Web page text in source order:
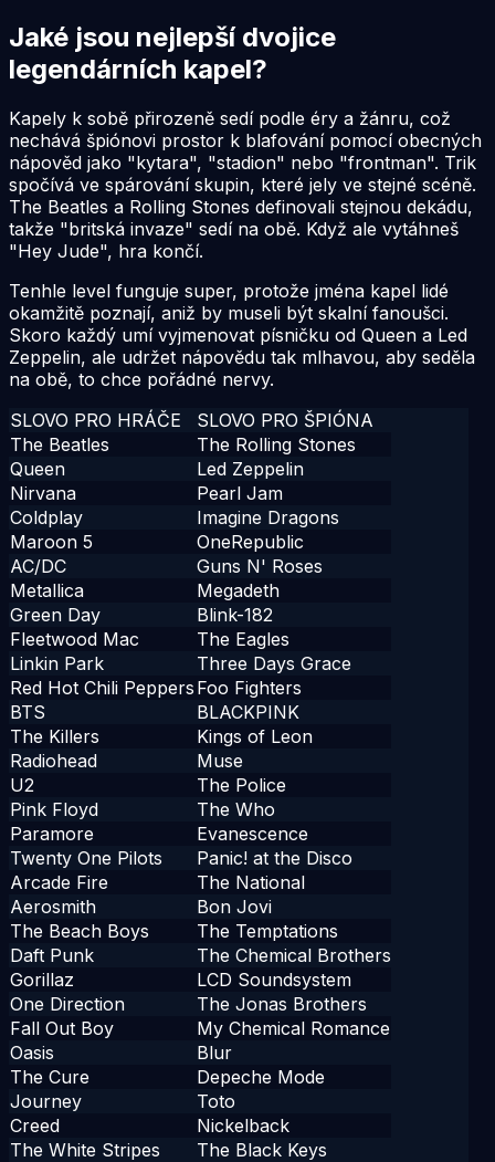
Jaké jsou nejlepší dvojice
legendárních kapel?
Kapely k sobě přirozeně sedí podle éry a žánru, což
nechává špiónovi prostor k blafování pomocí obecných
nápověd jako "kytara", "stadion" nebo "frontman". Trik
spočívá ve spárování skupin, které jely ve stejné scéně.
The Beatles a Rolling Stones definovali stejnou dekádu,
takže "britská invaze" sedí na obě. Když ale vytáhneš
"Hey Jude", hra končí.
Tenhle level funguje super, protože jména kapel lidé
okamžitě poznají, aniž by museli být skalní fanoušci.
Skoro každý umí vyjmenovat písničku od Queen a Led
Zeppelin, ale udržet nápovědu tak mlhavou, aby seděla
na obě, to chce pořádné nervy.
SLOVO PRO HRÁČE
SLOVO PRO ŠPIÓNA
The Beatles
The Rolling Stones
Queen
Led Zeppelin
Nirvana
Pearl Jam
Coldplay
Imagine Dragons
Maroon 5
OneRepublic
AC/DC
Guns N' Roses
Metallica
Megadeth
Green Day
Blink-182
Fleetwood Mac
The Eagles
Linkin Park
Three Days Grace
Red Hot Chili Peppers Foo Fighters
BTS
BLACKPINK
The Killers
Kings of Leon
Radiohead
Muse
U2
The Police
Pink Floyd
The Who
Paramore
Evanescence
Twenty One Pilots
Panic! at the Disco
Arcade Fire
The National
Aerosmith
Bon Jovi
The Beach Boys
The Temptations
Daft Punk
The Chemical Brothers
Gorillaz
LCD Soundsystem
One Direction
The Jonas Brothers
Fall Out Boy
My Chemical Romance
Oasis
Blur
The Cure
Depeche Mode
Journey
Toto
Creed
Nickelback
The White Stripes
The Black Keys